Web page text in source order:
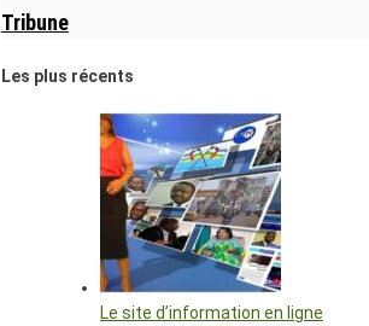
Tribune
Les plus récents
Le site d’information en ligne